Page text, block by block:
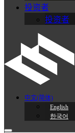
投资者
投资者
中文(简体)
English
한국어